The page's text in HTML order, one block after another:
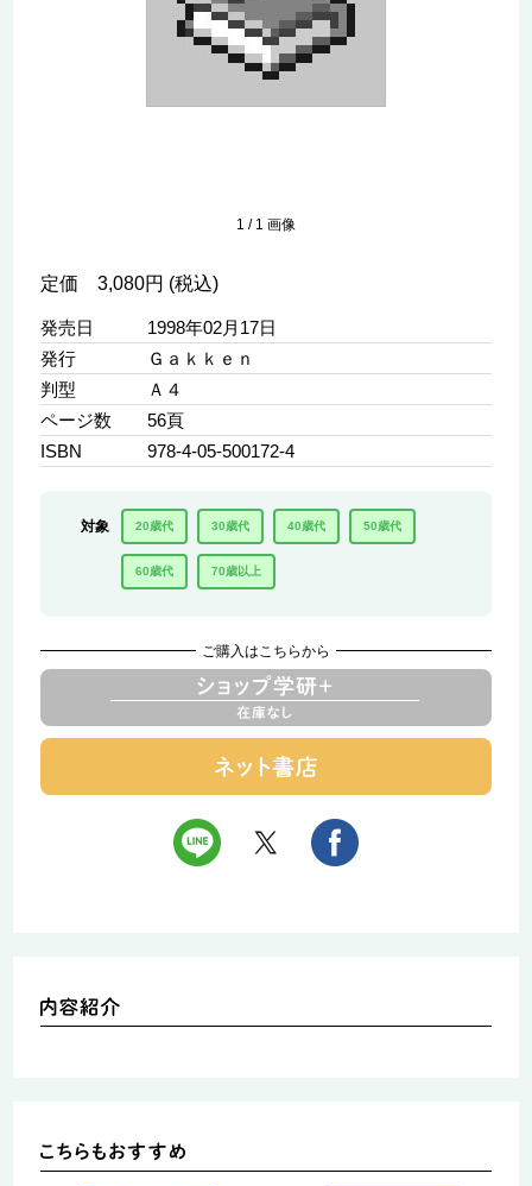
1 / 1 画像
定価 3,080円 (税込)
発売日
1998年02月17日
発行
Ｇａｋｋｅｎ
判型
Ａ４
ページ数
56頁
ISBN
978-4-05-500172-4
対象 20歳代 30歳代 40歳代 50歳代
60歳代 70歳以上
ご購入はこちらから